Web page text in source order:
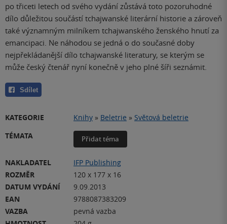
po třiceti letech od svého vydání zůstává toto pozoruhodné
dílo důležitou součástí tchajwanské literární historie a zároveň
také významným milníkem tchajwanského ženského hnutí za
emancipaci. Ne náhodou se jedná o do současné doby
nejpřekládanější dílo tchajwanské literatury, se kterým se
může český čtenář nyní konečně v jeho plné šíři seznámit.
Sdílet
KATEGORIE Knihy » Beletrie » Světová beletrie
TÉMATA
Přidat téma
NAKLADATEL
IFP Publishing
ROZMĚR
120 x 177 x 16
DATUM VYDÁNÍ
9.09.2013
EAN
9788087383209
VAZBA
pevná vazba